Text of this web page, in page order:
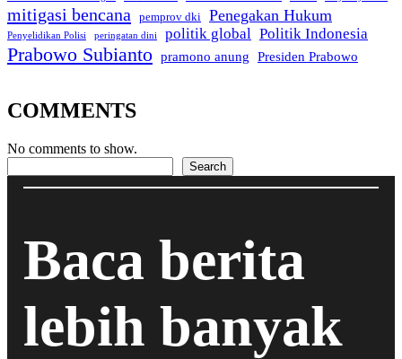
mitigasi bencana pemprov dki Penegakan Hukum
Penyelidikan Polisi peringatan dini politik global Politik Indonesia
Prabowo Subianto pramono anung Presiden Prabowo
COMMENTS
No comments to show.
Search
Baca berita
lebih banyak